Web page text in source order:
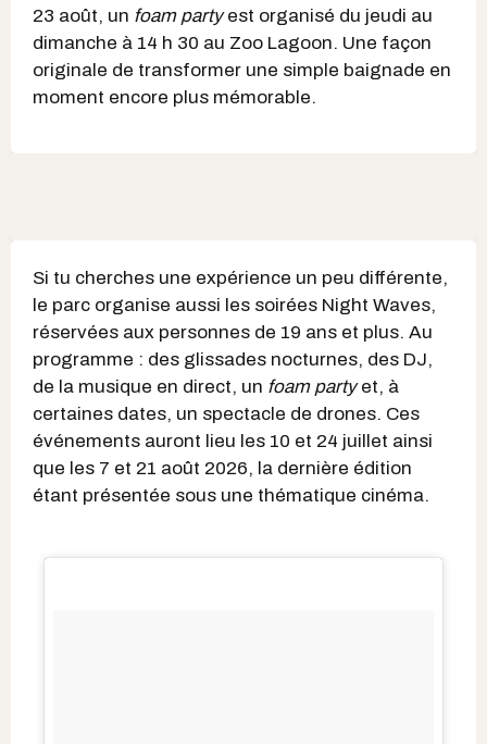
23 août, un foam partyest organisé du jeudi au
dimanche à 14 h 30 au Zoo Lagoon. Une façon
originale de transformer une simple baignade en
moment encore plus mémorable.
Si tu cherches une expérience un peu différente,
le parc organise aussi les soirées Night Waves,
réservées aux personnes de 19 ans et plus. Au
programme : des glissades nocturnes, des DJ,
de la musique en direct, un foam partyet, à
certaines dates, un spectacle de drones. Ces
événements auront lieu les 10 et 24 juillet ainsi
que les 7 et 21 août 2026, la dernière édition
étant présentée sous une thématique cinéma.